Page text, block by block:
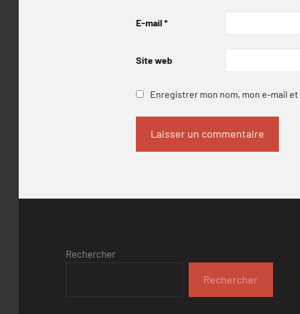
E-mail *
Site web
Enregistrer mon nom, mon e-mail
Rechercher
Rechercher